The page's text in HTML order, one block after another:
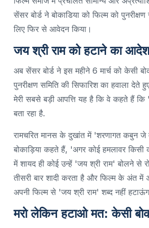
सेंसर बोर्ड ने बोकाडिया को फिल्म को
लिए फिर से आवेदन किया।
जय श्री राम को हटाने का आदेश
अब सेंसर बोर्ड ने इस महीने 6 मार्च को केसी
पुनरीक्षण समिति की सिफारिश का हवाला
मेरी सबसे बड़ी आपत्ति यह है कि वे कहते हैं कि
बता रहा है.
रामचरित मानस के दुखांत में 'शरणागत कबुन जे
बोकाड़िया कहते हैं, 'अगर कोई हमलावर किसी
में शायद ही कोई उन्हें 'जय श्री राम' बोलने से
तीसरी बार शादी करता है और फिल्म के अंत
अपनी फिल्म से 'जय श्री राम' शब्द नहीं
मरो लेकिन हटाओ मत: केसी